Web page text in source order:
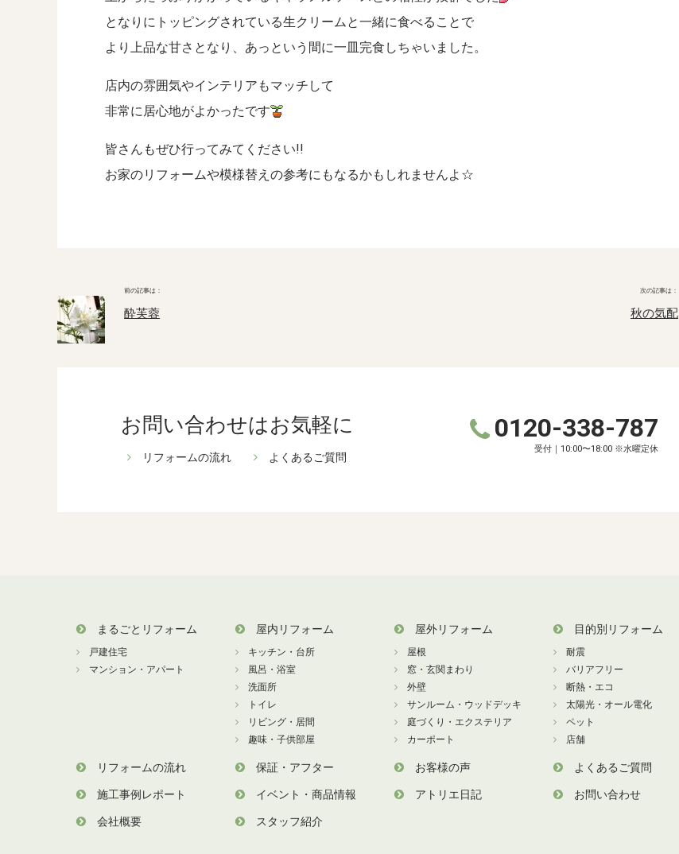
となりにトッピングされている生クリームと一緒に食べることで
より上品な甘さとなり、あっという間に一皿完食しちゃいました。
店内の雰囲気やインテリアもマッチして
非常に居心地がよかったです
皆さんもぜひ行ってみてください!!
お家のリフォームや模様替えの参考にもなるかもしれませんよ☆
酔芙蓉 秋の気配
お問い合わせはお気軽に
リフォームの流れ よくあるご質問
0120-338-787
受付｜10:00〜18:00 ※水曜定休
まるごとリフォーム
戸建住宅
マンション・アパート
屋内リフォーム
キッチン・台所
風呂・浴室
洗面所
トイレ
リビング・居間
趣味・子供部屋
屋外リフォーム
屋根
窓・玄関まわり
外壁
サンルーム・ウッドデッキ
庭づくり・エクステリア
カーポート
目的別リフォーム
耐震
バリアフリー
断熱・エコ
太陽光・オール電化
ペット
店舗
リフォームの流れ 保証・アフター お客様の声 よくあるご質問
施工事例レポート イベント・商品情報 アトリエ日記 お問い合わせ
会社概要
スタッフ紹介